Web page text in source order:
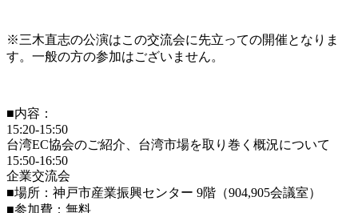
※三木直志の公演はこの交流会に先立っての開催となりま
す。一般の方の参加はございません。
■内容：
15:20-15:50
台湾EC協会のご紹介、台湾市場を取り巻く概況について
15:50-16:50
企業交流会
■場所：神戸市産業振興センター 9階（904,905会議室）
■参加費：無料